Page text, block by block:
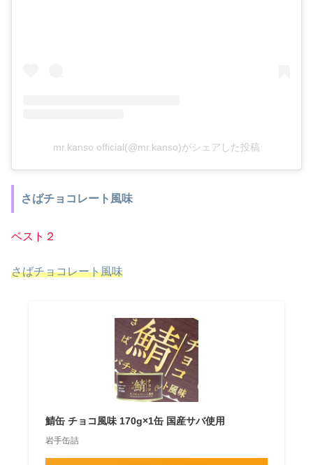
mr.kanso official(@mr.kanso)がシェアした投稿
さばチョコレート風味
ベスト２
さばチョコレート風味
鯖缶 チョコ風味 170g×1缶 国産サバ使用
岩手缶詰